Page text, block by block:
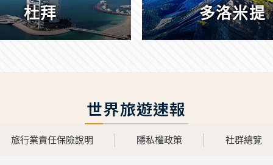
杜拜 多洛米提
世界旅遊速報
旅行業責任保險說明 隱私權政策 社群總覽